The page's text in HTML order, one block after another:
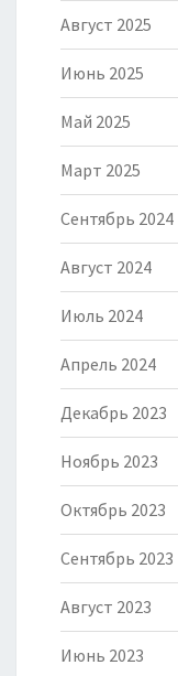
Август 2025
Июнь 2025
Май 2025
Март 2025
Сентябрь 2024
Август 2024
Июль 2024
Апрель 2024
Декабрь 2023
Ноябрь 2023
Октябрь 2023
Сентябрь 2023
Август 2023
Июнь 2023